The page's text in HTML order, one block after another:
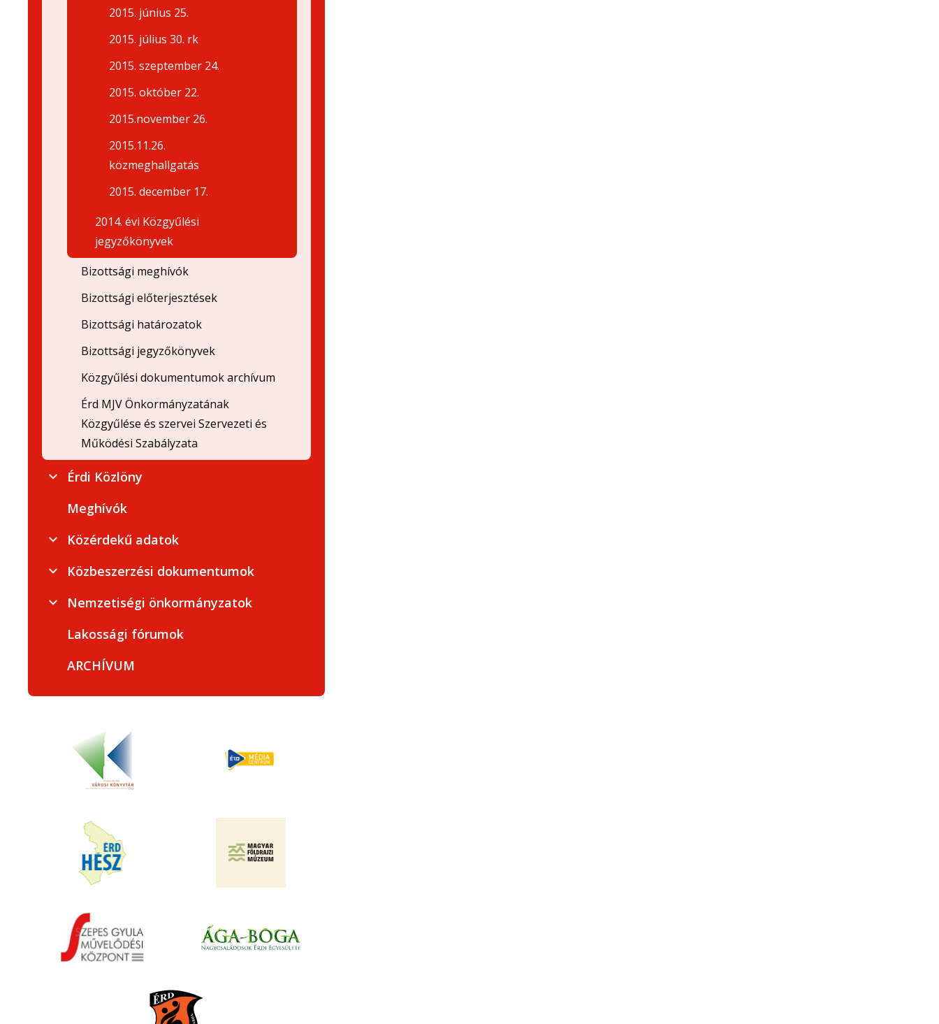
2015. június 25.
2015. július 30. rk
2015. szeptember 24.
2015. október 22.
2015.november 26.
2015.11.26.
közmeghallgatás
2015. december 17.
2014. évi Közgyűlési
jegyzőkönyvek
Bizottsági meghívók
Bizottsági előterjesztések
Bizottsági határozatok
Bizottsági jegyzőkönyvek
Közgyűlési dokumentumok archívum
Érd MJV Önkormányzatának
Közgyűlése és szervei Szervezeti és
Működési Szabályzata
Érdi Közlöny
Meghívók
Közérdekű adatok
Közbeszerzési dokumentumok
Nemzetiségi önkormányzatok
Lakossági fórumok
ARCHÍVUM